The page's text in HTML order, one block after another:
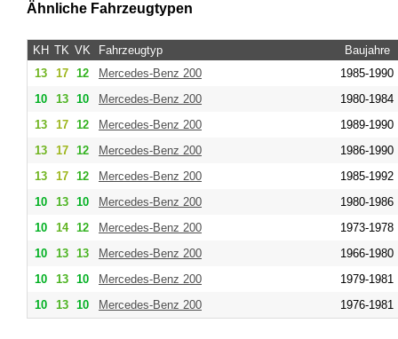
Ähnliche Fahrzeugtypen
KH TK VK Fahrzeugtyp
Baujahre
13
17 12 Mercedes-Benz 200
1985-1990
10
13 10 Mercedes-Benz 200
1980-1984
13
17 12 Mercedes-Benz 200
1989-1990
13
17 12 Mercedes-Benz 200
1986-1990
13
17 12 Mercedes-Benz 200
1985-1992
10
13 10 Mercedes-Benz 200
1980-1986
10
14 12 Mercedes-Benz 200
1973-1978
10
13 13 Mercedes-Benz 200
1966-1980
10
13 10 Mercedes-Benz 200
1979-1981
10
13 10 Mercedes-Benz 200 1976-1981